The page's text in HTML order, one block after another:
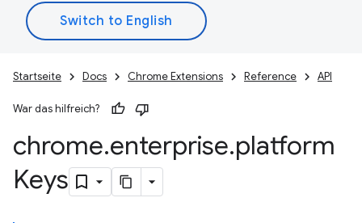
Startseite Docs Chrome Extensions Reference API
War das hilfreich?
chrome.enterprise.platform
Keys